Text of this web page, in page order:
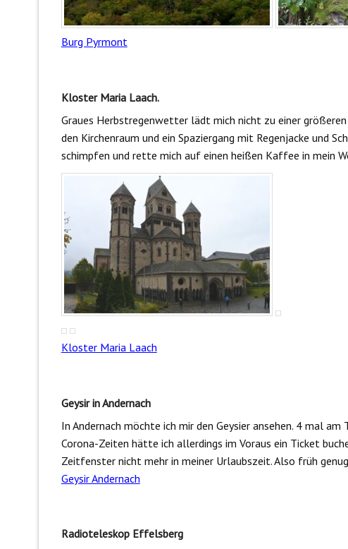
Burg Pyrmont
Kloster Maria Laach.
Graues Herbstregenwetter lädt mich nicht zu einer
den Kirchenraum und ein Spaziergang mit Regenjacke und
schimpfen und rette mich auf einen heißen Kaffee in mein
Kloster Maria Laach
Geysir in Andernach
In Andernach möchte ich mir den Geysier ansehen. 4 mal
Corona-Zeiten hätte ich allerdings im Voraus ein Ticket
Zeitfenster nicht mehr in meiner Urlaubszeit. Also früh
Geysir Andernach
Radioteleskop Effelsberg